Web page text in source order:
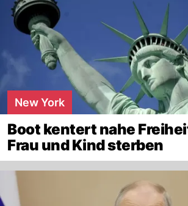
New York
Boot kentert nahe
Frau und Kind sterben